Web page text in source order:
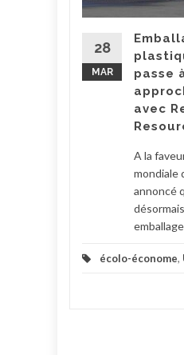
28
MAR
passe
avec
A la
mondiale
annoncé
écolo-économe,